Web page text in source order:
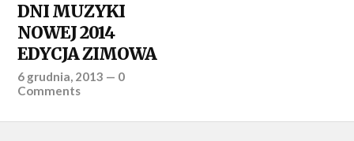
DNI MUZYKI
NOWEJ 2014
EDYCJA ZIMOWA
6 grudnia, 2013 — 0
Comments